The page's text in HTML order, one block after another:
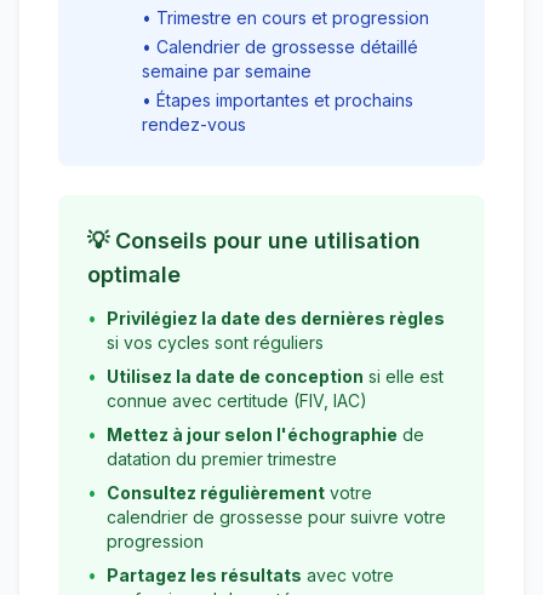
• Trimestre en cours et progression
• Calendrier de grossesse détaillé
semaine par semaine
• Étapes importantes et prochains
rendez-vous
💡 Conseils pour une utilisation
optimale
•
Privilégiez la date des dernières règles
si vos cycles sont réguliers
•
Utilisez la date de conception si elle est
connue avec certitude (FIV, IAC)
•
Mettez à jour selon l'échographie de
datation du premier trimestre
•
Consultez régulièrement votre
calendrier de grossesse pour suivre votre
progression
•
Partagez les résultats avec votre